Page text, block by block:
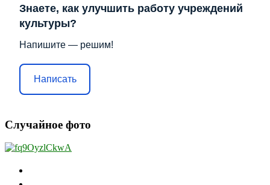
Знаете, как улучшить работу учреждений
культуры?
Напишите — решим!
Написать
Случайное фото